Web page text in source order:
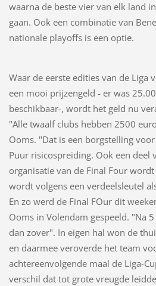
waarna de beste vier van elk land
gaan. Ook een combinatie van
nationale playoffs is een optie.
Waar de eerste edities van de Liga
een mooi prijzengeld - er was
beschikbaar-, wordt het geld nu
"Alle twaalf clubs hebben 2500
Ooms. "Dat is een borgstelling
Puur risicospreiding. Ook een deel
organisatie van de Final Four
wordt volgens een verdeelsleutel
En zo werd de Final FOur dit
Ooms in Volendam gespeeld. "Na
dan zover". In eigen hal won de
en daarmee veroverde het team
achtereenvolgende maal de Liga-
verschil dat tot grote vreugde